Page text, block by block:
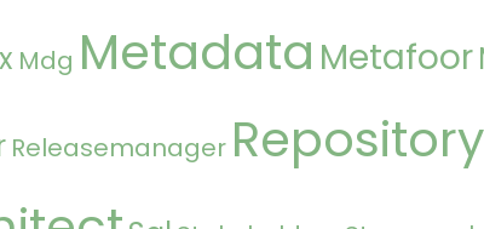
Mdg Metadata Metafoor
Releasemanager Repository